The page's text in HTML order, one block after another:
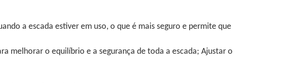
a escada estiver em uso, o que é mais seguro e permite que
melhorar o equilíbrio e a segurança de toda a escada; Ajustar o